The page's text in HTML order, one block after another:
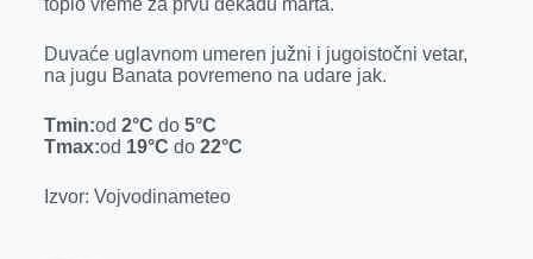
e
r
toplo vreme za prvu dekadu marta.
Duvaće uglavnom umeren južni i jugoistočni vetar,
na jugu Banata povremeno na udare jak.
Tmin:od 2°C do 5°C
Tmax:od 19°C do 22°C
Izvor: Vojvodinameteo